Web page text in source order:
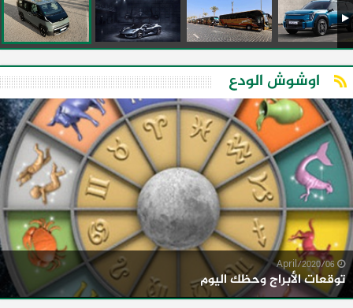
اوشوش الودع
توقعات الأبراج وحظك اليوم